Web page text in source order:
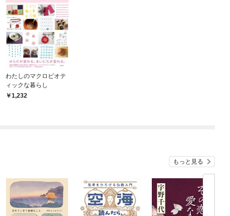
わたしのマクロビオテ
ィックな暮らし
1,232
もっと見る